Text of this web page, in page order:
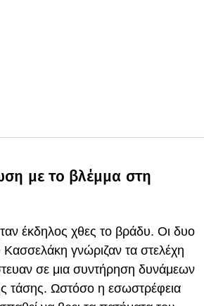
με το βλέμμα στη
έκδηλος χθες το βράδυ. Οι δυο
γνώριζαν τα στελέχη
σε μια συντήρηση δυνάμεων
τάσης. Ωστόσο η εσωστρέφεια